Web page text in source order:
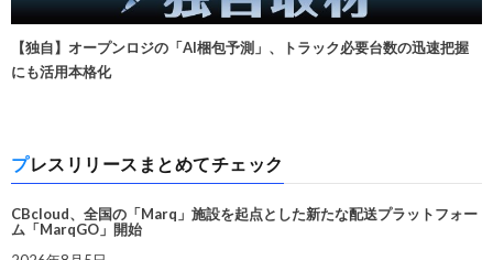
【独自】オープンロジの「AI梱包予測」、トラック必要台数の迅速把握
にも活用本格化
プレスリリースまとめてチェック
CBcloud、全国の「Marq」施設を起点とした新たな配送プラットフォー
ム「MarqGO」開始